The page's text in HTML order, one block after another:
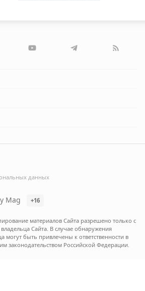
Mag +16
данных
материалов Сайта разрешено только с
Сайта. В случае обнаружения
могут быть привлечены к ответственности в
законодательством Российской Федерации.